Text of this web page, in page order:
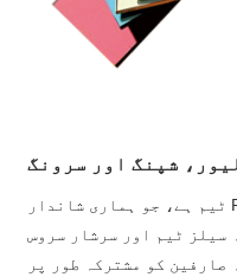
ہمارے پاس ایک اعلی R&D ٹیم ہے، جو ہماری شاندار
سیلز ٹیم اور سرشار سروس
صارفین کو مشترکہ طور پر